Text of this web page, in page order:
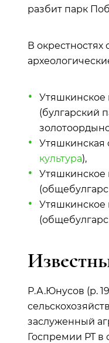
разбит парк
В окрестностях
Утяшкинское
(булгарский
Утяшкинская
культура),
Утяшкинское
Утяшкинское
Р.А.Юнусов (р.
заслуженный
Госпремии РТ в